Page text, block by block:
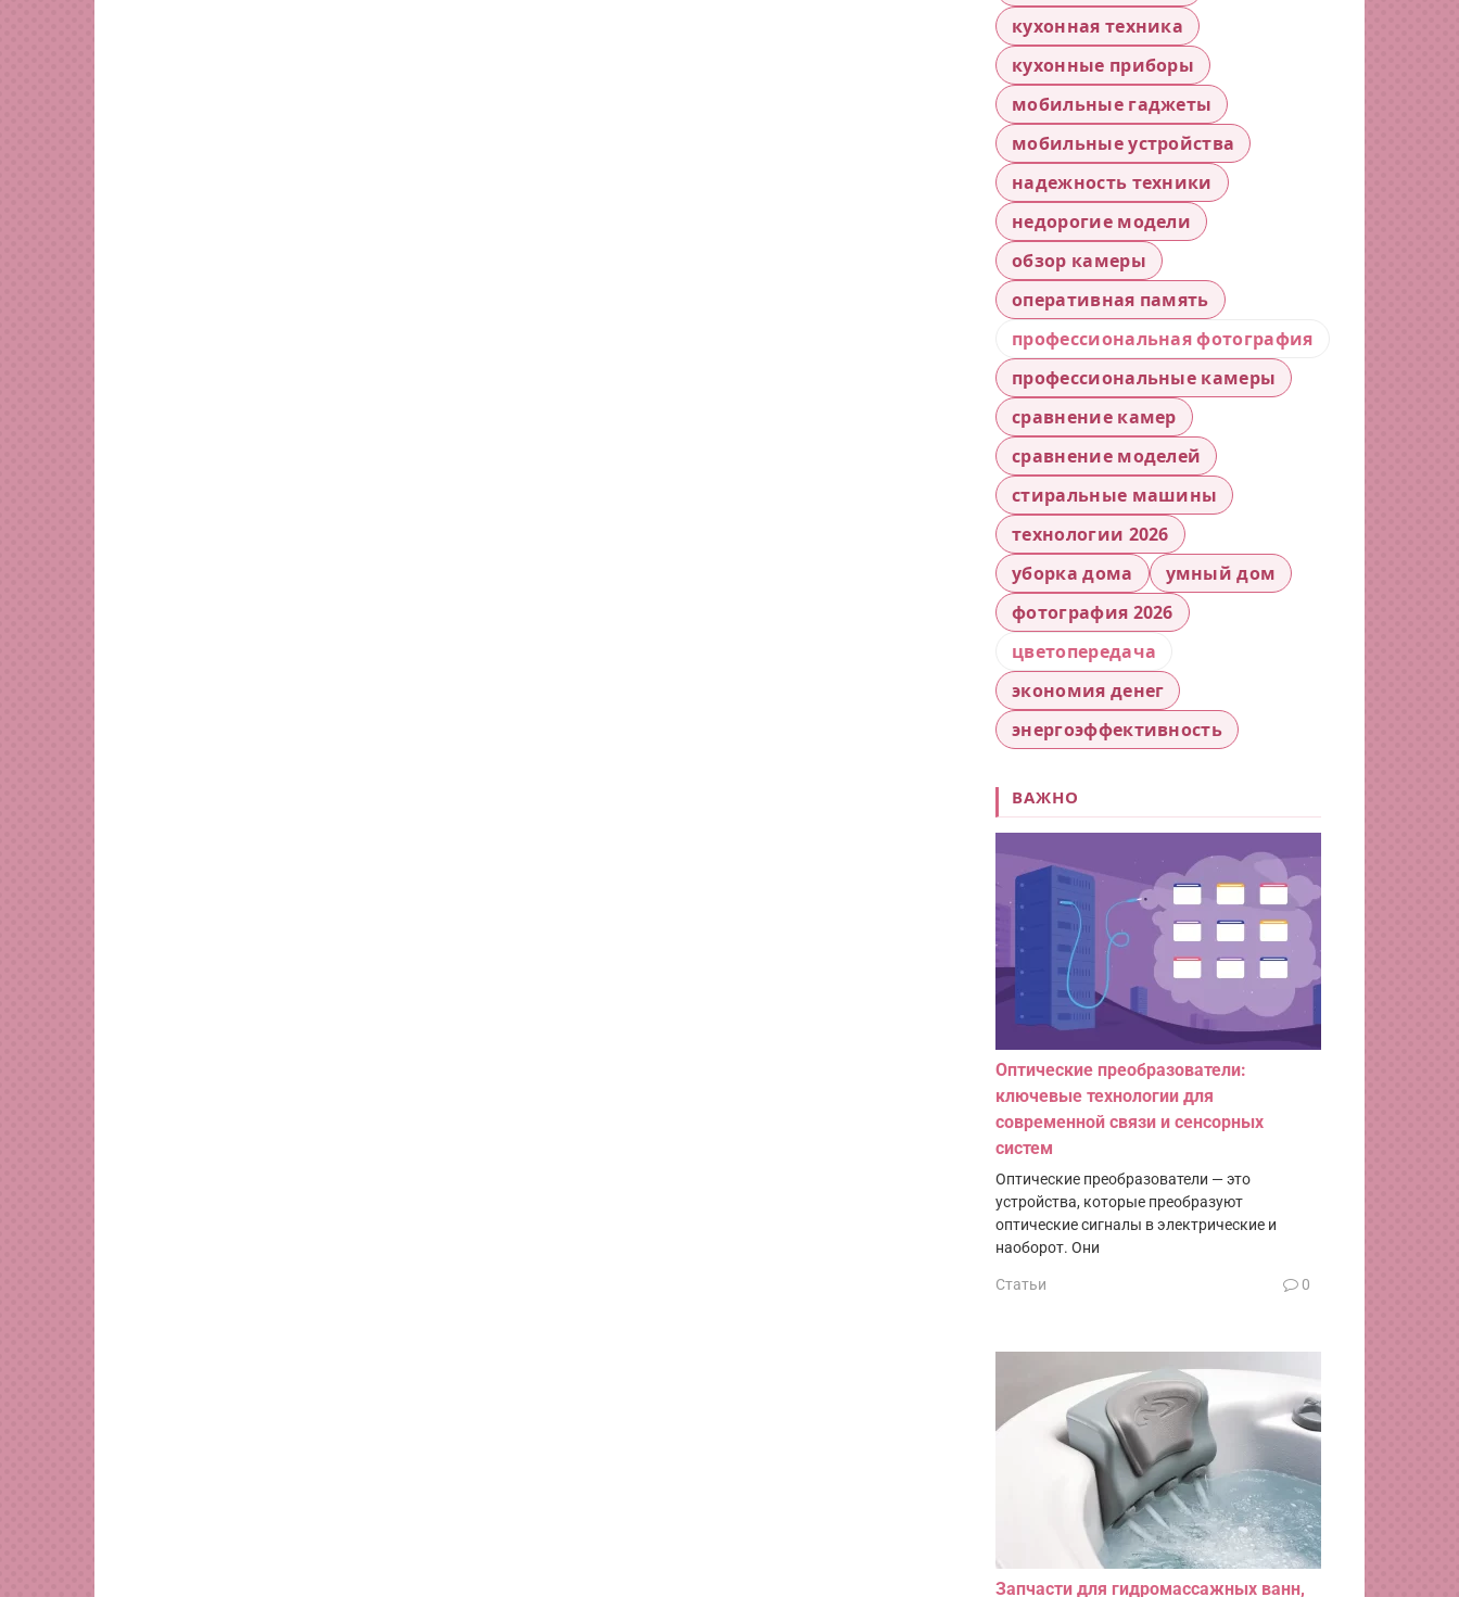
кухонная техника
кухонные приборы
мобильные гаджеты
мобильные устройства
надежность техники
недорогие модели
обзор камеры
оперативная память
профессиональная фотография
профессиональные камеры
сравнение камер
сравнение моделей
стиральные машины
технологии 2026
уборка дома
умный дом
фотография 2026
цветопередача
экономия денег
энергоэффективность
ВАЖНО
Оптические преобразователи:
ключевые технологии для
современной связи и сенсорных
систем
Оптические преобразователи — это
устройства, которые преобразуют
оптические сигналы в электрические и
наоборот. Они
Статьи 0
Запчасти для гидромассажных ванн,